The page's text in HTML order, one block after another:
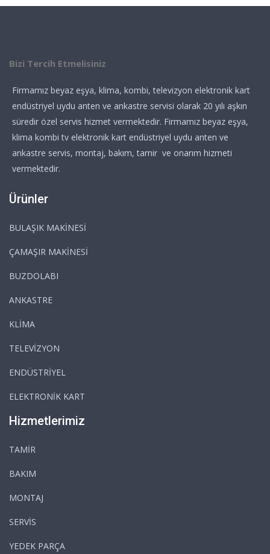
Bizi Tercih Etmelisiniz
Firmamız beyaz eşya, klima, kombi, televizyon elektronik kart
endüstriyel uydu anten ve ankastre servisi olarak 20 yılı aşkın
süredir özel servis hizmet vermektedir. Firmamız beyaz eşya,
klima kombi tv elektronik kart endüstriyel uydu anten ve
ankastre servis, montaj, bakım, tamir ve onarım hizmeti
vermektedir.
Ürünler
BULAŞIK MAKİNESİ
ÇAMAŞIR MAKİNESİ
BUZDOLABI
ANKASTRE
KLİMA
TELEVİZYON
ENDÜSTRİYEL
ELEKTRONİK KART
Hizmetlerimiz
TAMİR
BAKIM
MONTAJ
SERVİS
YEDEK PARÇA